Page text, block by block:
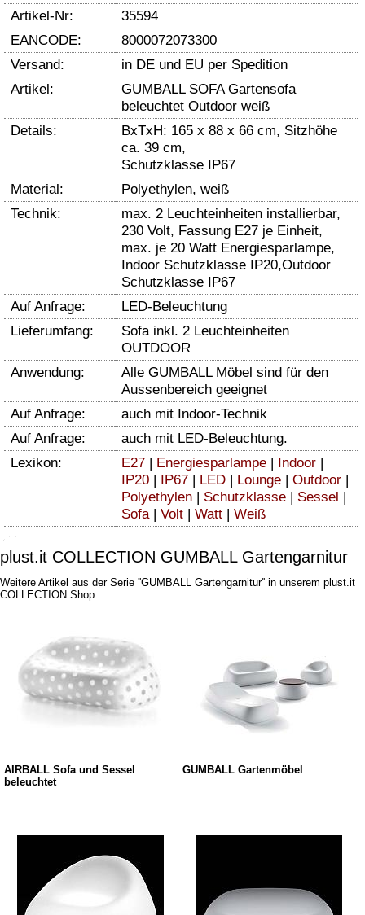
Artikel-Nr:
35594
EANCODE:
8000072073300
Versand:
in DE und EU per Spedition
Artikel:
GUMBALL SOFA Gartensofa
beleuchtet Outdoor weiß
Details:
BxTxH: 165 x 88 x 66 cm, Sitzhöhe
ca. 39 cm,
Schutzklasse IP67
Material:
Polyethylen, weiß
Technik:
max. 2 Leuchteinheiten installierbar,
230 Volt, Fassung E27 je Einheit,
max. je 20 Watt Energiesparlampe,
Indoor Schutzklasse IP20,Outdoor
Schutzklasse IP67
Auf Anfrage:
LED-Beleuchtung
Lieferumfang:
Sofa inkl. 2 Leuchteinheiten
OUTDOOR
Anwendung:
Alle GUMBALL Möbel sind für den
Aussenbereich geeignet
Auf Anfrage:
auch mit Indoor-Technik
Auf Anfrage:
auch mit LED-Beleuchtung.
Lexikon:
E27 | Energiesparlampe | Indoor |
IP20 | IP67 | LED | Lounge | Outdoor |
Polyethylen | Schutzklasse | Sessel |
Sofa | Volt | Watt | Weiß
plust.it COLLECTION GUMBALL Gartengarnitur
Weitere Artikel aus der Serie ''GUMBALL Gartengarnitur'' in unserem plust.it
COLLECTION Shop:
AIRBALL Sofa und Sessel
beleuchtet
GUMBALL Gartenmöbel